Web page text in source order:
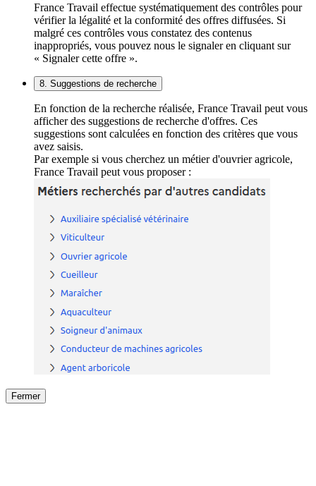
France Travail effectue systématiquement des contrôles pour
vérifier la légalité et la conformité des offres diffusées. Si
malgré ces contrôles vous constatez des contenus
inappropriés, vous pouvez nous le signaler en cliquant sur
« Signaler cette offre ».
8. Suggestions de recherche
En fonction de la recherche réalisée, France Travail peut vous
afficher des suggestions de recherche d'offres. Ces
suggestions sont calculées en fonction des critères que vous
avez saisis.
Par exemple si vous cherchez un métier d'ouvrier agricole,
France Travail peut vous proposer :
Fermer